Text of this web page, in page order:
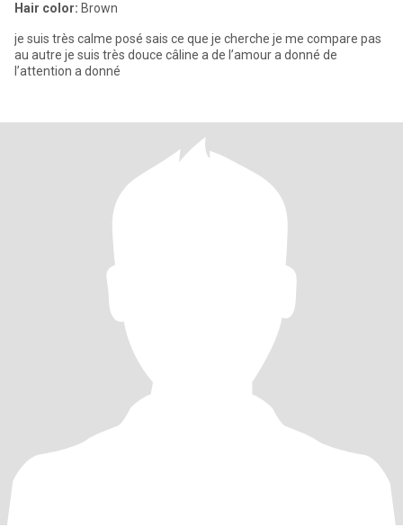
Hair color: Brown
je suis très calme posé sais ce que je cherche je me compare pas
au autre je suis très douce câline a de l’amour a donné de
l’attention a donné